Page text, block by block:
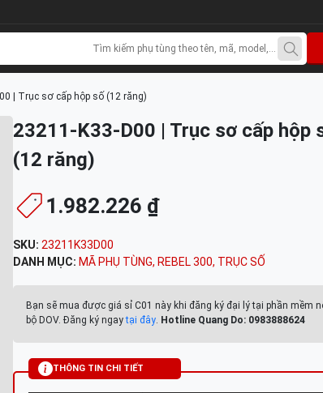
| Trục sơ cấp hộp số (12 răng)
23211-K33-D00 | Trục sơ cấp hộp
(12 răng)
1.982.226 ₫
SKU: 23211K33D00
DANH MỤC: MÃ PHỤ TÙNG, REBEL 300, TRỤC SỐ
Bạn sẽ mua được giá sỉ C01 này khi đăng ký đại lý tại phần mềm
bộ DOV. Đăng ký ngaytại đây. Hotline Quang Do: 0983888624
THÔNG TIN CHI TIẾT